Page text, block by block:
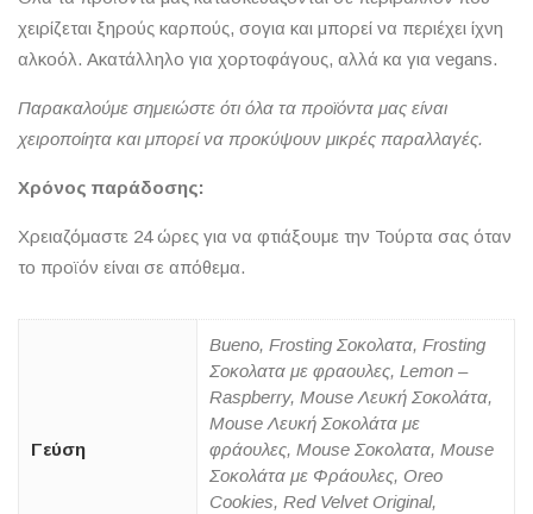
χειρίζεται ξηρούς καρπούς, σογια και μπορεί να περιέχει ίχνη
αλκοόλ. Ακατάλληλο για χορτοφάγους, αλλά κα για vegans.
Παρακαλούμε σημειώστε ότι όλα τα προϊόντα μας είναι
χειροποίητα και μπορεί να προκύψουν μικρές παραλλαγές.
Χρόνος παράδοσης:
Χρειαζόμαστε 24 ώρες για να φτιάξουμε την Τούρτα σας όταν
το προϊόν είναι σε απόθεμα.
Γεύση
Bueno, Frosting Σοκολατα, Frosting
Σοκολατα με φραουλες, Lemon –
Raspberry, Mouse Λευκή Σοκολάτα,
Mouse Λευκή Σοκολάτα με
φράουλες, Mouse Σοκολατα, Mouse
Σοκολάτα με Φράουλες, Oreo
Cookies, Red Velvet Original,